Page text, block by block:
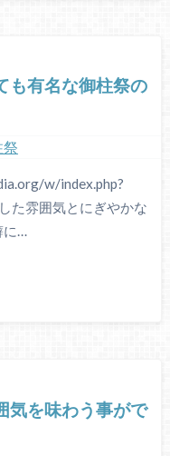
も有名な御柱祭の
w/index.php?
た雰囲気とにぎやかな
に…
気を味わう事がで